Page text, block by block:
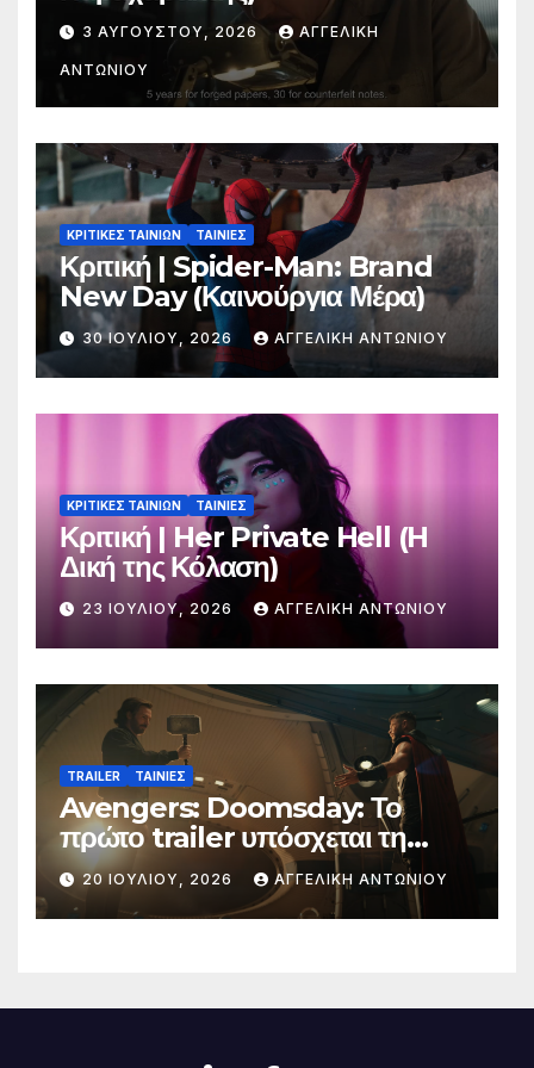
3 ΑΥΓΟΎΣΤΟΥ, 2026 ΑΓΓΕΛΙΚΉ
ΑΝΤΩΝΊΟΥ
ΚΡΙΤΙΚΕΣ ΤΑΙΝΙΩΝ ΤΑΙΝΙΕΣ
Κριτική | Spider-Man: Brand
New Day (Καινούργια Μέρα)
30 ΙΟΥΛΊΟΥ, 2026 ΑΓΓΕΛΙΚΉ ΑΝΤΩΝΊΟΥ
ΚΡΙΤΙΚΕΣ ΤΑΙΝΙΩΝ ΤΑΙΝΙΕΣ
Κριτική | Her Private Hell (H
Δική της Κόλαση)
23 ΙΟΥΛΊΟΥ, 2026 ΑΓΓΕΛΙΚΉ ΑΝΤΩΝΊΟΥ
TRAILER ΤΑΙΝΙΕΣ
Avengers: Doomsday: Το
πρώτο trailer υπόσχεται τη
μεγαλύτερη μάχη στην ιστορία
της Marvel
20 ΙΟΥΛΊΟΥ, 2026 ΑΓΓΕΛΙΚΉ ΑΝΤΩΝΊΟΥ